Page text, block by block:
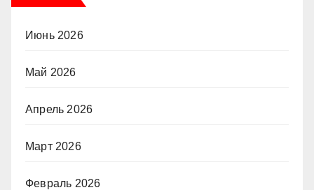
Июнь 2026
Май 2026
Апрель 2026
Март 2026
Февраль 2026